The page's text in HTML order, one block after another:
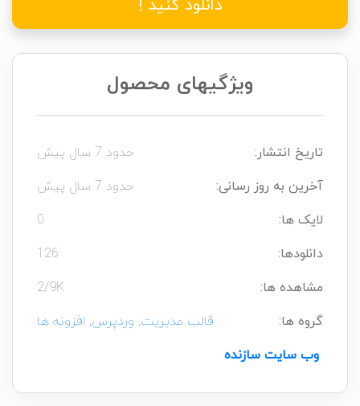
دانلود کنید !
ویژگیهای محصول
تاریخ انتشار:
حدود 7 سال پیش
آخرین به روز رسانی:
حدود 7 سال پیش
لایک ها:
0
دانلودها:
126
مشاهده ها:
2/9K
گروه ها:
قالب مدیریت, وردپرس, افزونه ها
وب سایت سازنده